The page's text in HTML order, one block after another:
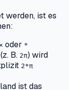
werden, ist es
× oder *
B. 2π) wird
2*π
ist das